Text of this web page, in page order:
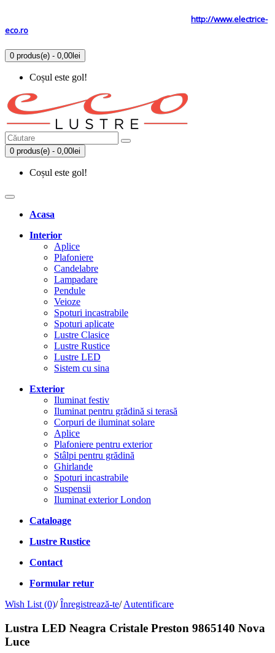
http://www.electrice-
eco.ro
0 produs(e) - 0,00lei
Coșul este gol!
0 produs(e) - 0,00lei
Coșul este gol!
Acasa
Interior
Aplice
Plafoniere
Candelabre
Lampadare
Pendule
Veioze
Spoturi incastrabile
Spoturi aplicate
Lustre Clasice
Lustre Rustice
Lustre LED
Sistem cu sina
Exterior
Iluminat festiv
Iluminat pentru grădină si terasă
Corpuri de iluminat solare
Aplice
Plafoniere pentru exterior
Stâlpi pentru grădină
Ghirlande
Spoturi incastrabile
Suspensii
Iluminat exterior London
Cataloage
Lustre Rustice
Contact
Formular retur
Wish List (0)/ Înregistrează-te/ Autentificare
Lustra LED Neagra Cristale Preston 9865140 Nova
Luce